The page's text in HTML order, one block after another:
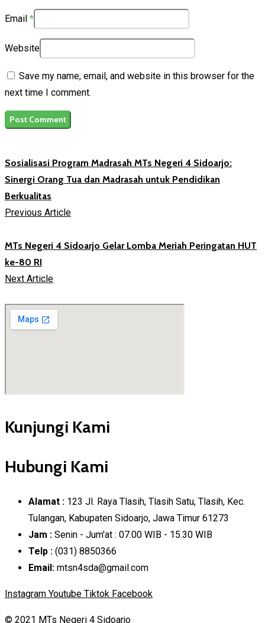
Email *
Website
Save my name, email, and website in this browser for the
next time I comment.
Sosialisasi Program Madrasah MTs Negeri 4 Sidoarjo:
Sinergi Orang Tua dan Madrasah untuk Pendidikan
Berkualitas
Previous Article
MTs Negeri 4 Sidoarjo Gelar Lomba Meriah Peringatan HUT
ke-80 RI
Next Article
Kunjungi Kami
Hubungi Kami
Alamat : 123 Jl. Raya Tlasih, Tlasih Satu, Tlasih, Kec.
Tulangan, Kabupaten Sidoarjo, Jawa Timur 61273
Jam : Senin - Jum'at : 07.00 WIB - 15.30 WIB
Telp : (031) 8850366
Email: mtsn4sda@gmail.com
Instagram Youtube Tiktok Facebook
© 2021 MTs Negeri 4 Sidoarjo